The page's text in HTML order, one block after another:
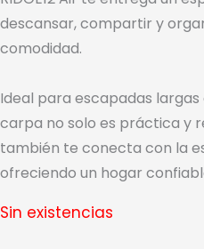
descansar, compartir y
comodidad.
Ideal para escapadas largas
carpa no solo es práctica y
también te conecta con la
ofreciendo un hogar
Sin existencias